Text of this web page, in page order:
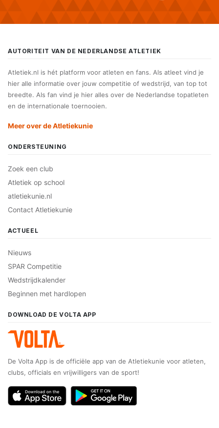
AUTORITEIT VAN DE NEDERLANDSE ATLETIEK
Atletiek.nl is hét platform voor atleten en fans. Als atleet vind je
hier alle informatie over jouw competitie of wedstrijd, van top tot
breedte. Als fan vind je hier alles over de Nederlandse topatleten
en de internationale toernooien.
Meer over de Atletiekunie
ONDERSTEUNING
Zoek een club
Atletiek op school
atletiekunie.nl
Contact Atletiekunie
ACTUEEL
Nieuws
SPAR Competitie
Wedstrijdkalender
Beginnen met hardlopen
DOWNLOAD DE VOLTA APP
De Volta App is de officiële app van de Atletiekunie voor atleten,
clubs, officials en vrijwilligers van de sport!